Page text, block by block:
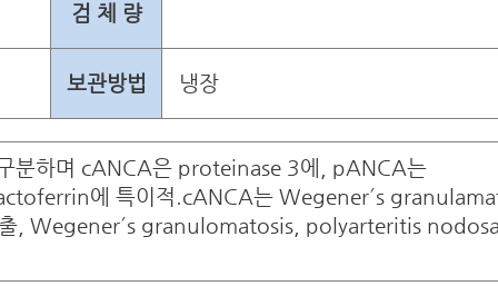
검 체 량
보관방법 냉장
분하며 cANCA은 proteinase 3에, pANCA는
에 특이적.cANCA는 Wegener´s
, Wegener´s granulomatosis, polyarteritis nodosa,